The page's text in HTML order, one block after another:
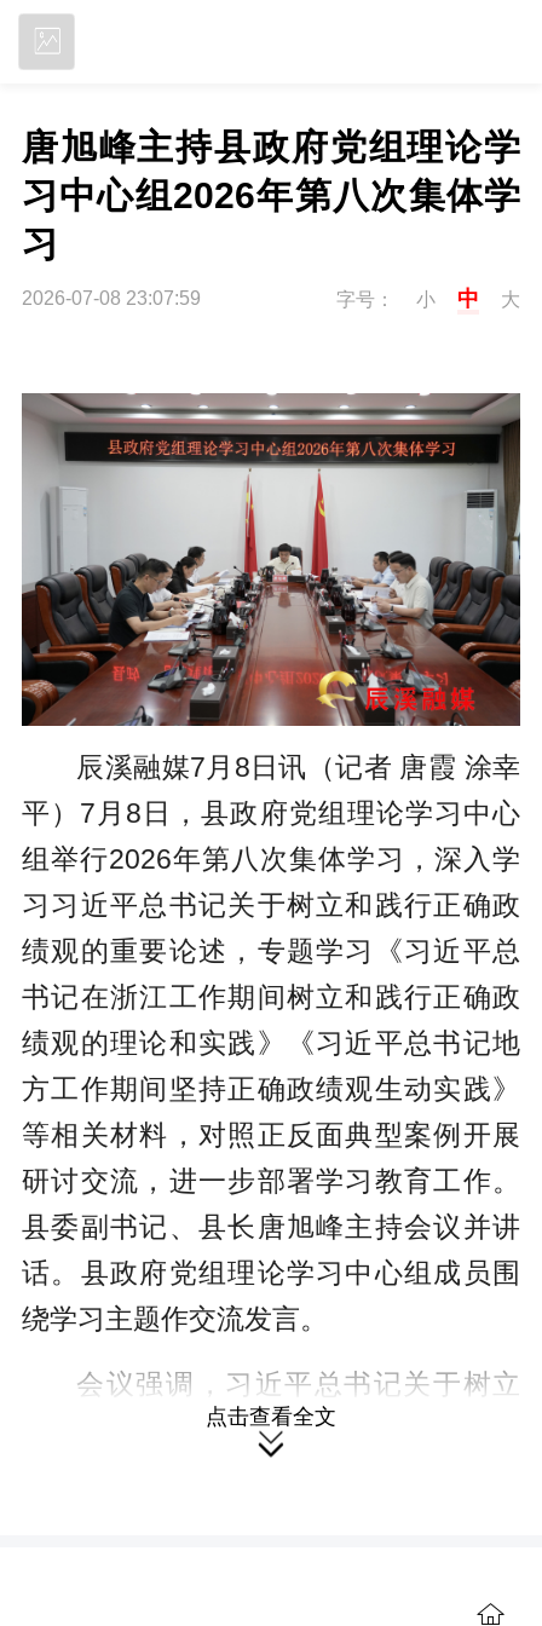
唐旭峰主持县政府党组理论学
习中心组2026年第八次集体学
习
2026-07-08 23:07:59 字号： 小 中 大
辰溪融媒7月8日讯（记者 唐霞 涂幸
平）7月8日，县政府党组理论学习中心
组举行2026年第八次集体学习，深入学
习习近平总书记关于树立和践行正确政
绩观的重要论述，专题学习《习近平总
书记在浙江工作期间树立和践行正确政
绩观的理论和实践》《习近平总书记地
方工作期间坚持正确政绩观生动实践》
等相关材料，对照正反面典型案例开展
研讨交流，进一步部署学习教育工作。
县委副书记、县长唐旭峰主持会议并讲
话。县政府党组理论学习中心组成员围
绕学习主题作交流发言。
会议强调，习近平总书记关于树立
和践行正确政绩观的重要论述，高屋建
根本遵循。全县政府系统要把学习贯彻
点击查看全文
